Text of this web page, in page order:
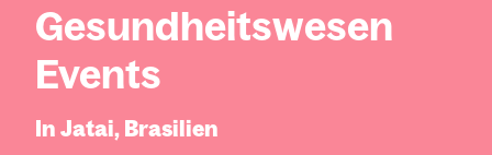
Gesundheitswesen
Events
In Jatai, Brasilien